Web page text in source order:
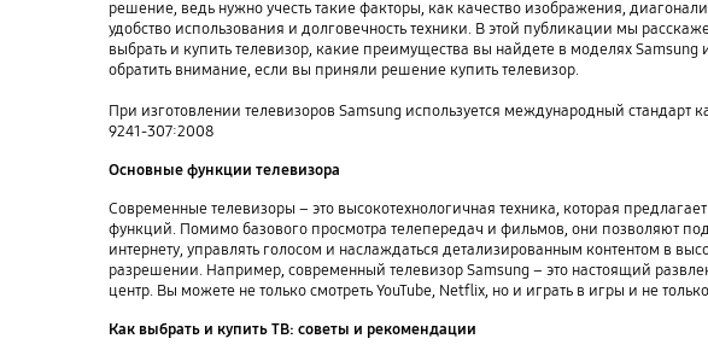
решение, ведь нужно учесть такие факторы, как качество изображения,
удобство использования и долговечность техники. В этой публикации мы
выбрать и купить телевизор, какие преимущества вы найдете в моделях Samsung
обратить внимание, если вы приняли решение купить телевизор.
При изготовлении телевизоров Samsung используется международный стандарт
9241-307:2008
Основные функции телевизора
Современные телевизоры – это высокотехнологичная техника, которая
функций. Помимо базового просмотра телепередач и фильмов, они позволяют
интернету, управлять голосом и наслаждаться детализированным контентом в
разрешении. Например, современный телевизор Samsung – это настоящий
центр. Вы можете не только смотреть YouTube, Netflix, но и играть в игры и не
Как выбрать и купить ТВ: советы и рекомендации